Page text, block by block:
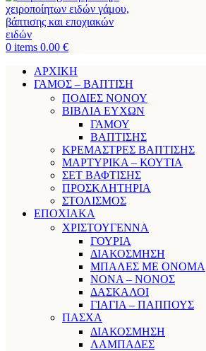
0 items 0.00 €
ΑΡΧΙΚΗ
ΓΑΜΟΣ – ΒΑΠΤΙΣΗ
ΠΟΔΙΕΣ ΝΟΝΟΥ
ΒΙΒΛΙΑ ΕΥΧΩΝ
ΓΑΜΟΥ
ΒΑΠΤΙΣΗΣ
ΚΡΕΜΑΣΤΡΕΣ ΒΑΠΤΙΣΗΣ
ΜΑΡΤΥΡΙΚΑ – ΚΟΥΤΙΑ
ΣΕΤ ΒΑΦΤΙΣΗΣ
ΠΡΟΣΚΛΗΤΗΡΙΑ
ΣΤΟΛΙΣΜΟΣ
ΕΠΟΧΙΑΚΑ
ΧΡΙΣΤΟΥΓΕΝΝΑ
ΓΟΥΡΙΑ
ΔΙΑΚΟΣΜΗΣΗ
ΜΠΑΛΕΣ ΜΕ ΟΝΟΜΑ
ΝΟΝΑ – ΝΟΝΟΣ
ΔΑΣΚΑΛΟΙ
ΓΙΑΓΙΑ – ΠΑΠΠΟΥΣ
ΠΑΣΧΑ
ΔΙΑΚΟΣΜΗΣΗ
ΛΑΜΠΑΔΕΣ